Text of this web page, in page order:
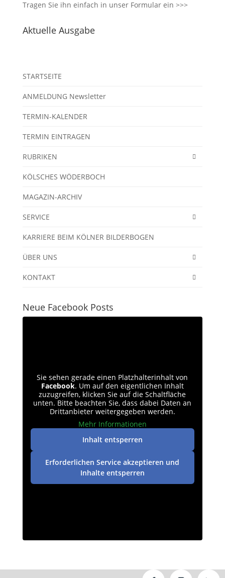
Tragen Sie ihn einfach in unser Formular ein >>>
Aktuelle Ausgabe
STARTSEITE
ANMELDUNG Newsletter
TERMIN-KALENDER
TERMIN EINTRAGEN
RUBRIKEN
KÖLSCHES WÖDERBOCH
MAGAZIN-ARCHIV
SERVICE
KARRIERE BEIM KÖLNER BILDERBOGEN
ÜBER UNS
KONTAKT
Neue Facebook Posts
Sie sehen gerade einen Platzhalterinhalt von
Facebook. Um auf den eigentlichen Inhalt
zuzugreifen, klicken Sie auf die Schaltfläche
unten. Bitte beachten Sie, dass dabei Daten an
Drittanbieter weitergegeben werden.
Mehr Informationen
Inhalt entsperren
Erforderlichen Service akzeptieren und
Inhalte entsperren